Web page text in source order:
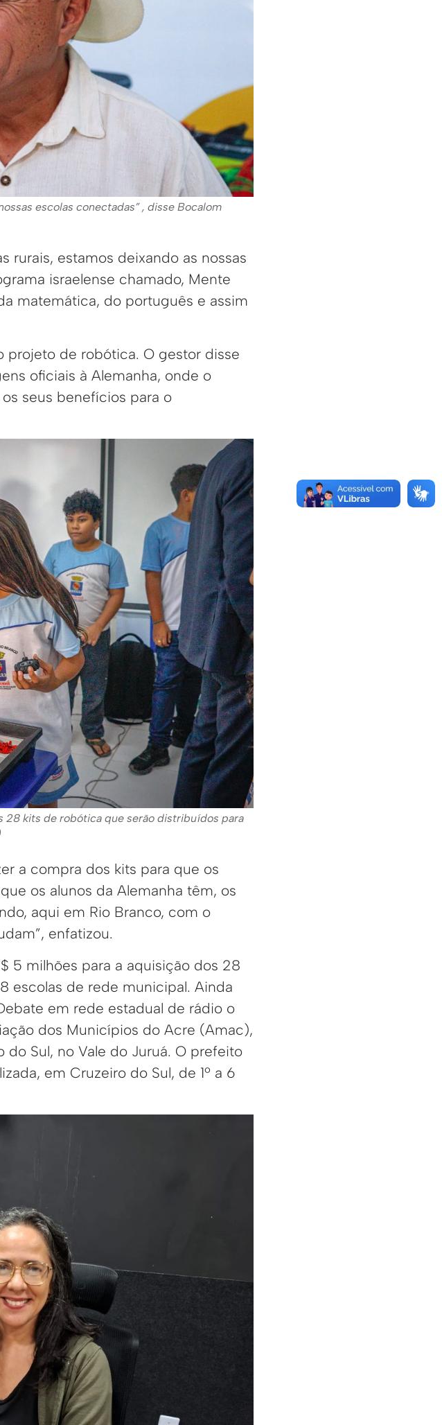
escolas conectadas” , disse Bocalom
rurais, estamos deixando as nossas
israelense chamado, Mente
matemática, do português e assim
de robótica. O gestor disse
oficiais à Alemanha, onde o
seus benefícios para o
28 kits de robótica que serão distribuídos para
a compra dos kits para que os
os alunos da Alemanha têm, os
aqui em Rio Branco, com o
enfatizou.
5 milhões para a aquisição dos 28
escolas de rede municipal. Ainda
em rede estadual de rádio o
dos Municípios do Acre (Amac),
Sul, no Vale do Juruá. O prefeito
em Cruzeiro do Sul, de 1º a 6